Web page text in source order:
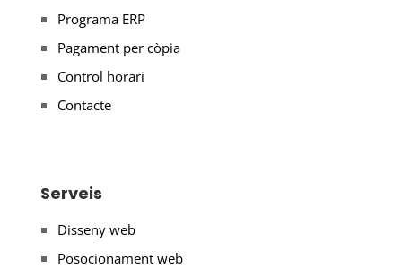
Programa ERP
Pagament per còpia
Control horari
Contacte
Serveis
Disseny web
Posocionament web